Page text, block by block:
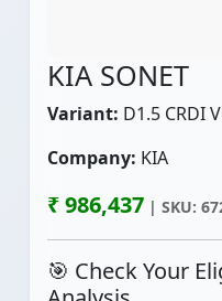
KIA SONET
Variant: D1.5 CRDI
Company: KIA
₹ 986,437 | SKU:
🎯 Check Your